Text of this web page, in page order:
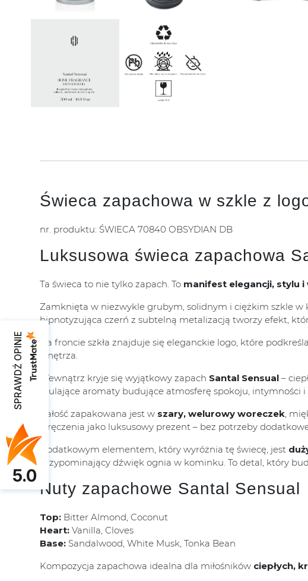
Świeca zapachowa w szkle z
nr. produktu: ŚWIECA 70840 OBSYDIAN DB
Luksusowa świeca zapachowa
Ta świeca to nie tylko zapach. To manifest elegancji, stylu
Zamknięta w niezwykle grubym, solidnym i ciężkim szkle w
hipnotyzująca czerń z subtelną metalizacją tworzy efekt,
Na froncie szkła znajduje się eleganckie logo, które
wnętrza.
Wewnątrz kryje się wyjątkowy zapach Santal Sensual –
otulające aromaty budujące atmosferę spokoju, intymności i
Całość zapakowana jest w szary, welurowy woreczek,
wręczenia jako luksusowy prezent – bez potrzeby
Dodatkowym elementem, który wyróżnia tę świecę, jest
przypominający dźwięk ognia w kominku. To detal, który
Nuty zapachowe Santal Sensual
Top: Bitter Almond, Coconut
Heart: Vanilla, Cloves
Base: Sandalwood, White Musk, Tonka Bean
Kompozycja zapachowa idealna dla miłośników ciepłych,
SPRAWDŹ OPINIE
5.0